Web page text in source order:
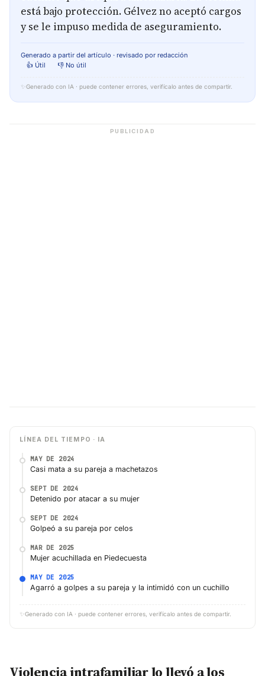
está bajo protección. Gélvez no aceptó cargos
y se le impuso medida de aseguramiento.
Generado a partir del artículo · revisado por redacción
👍 Útil
👎 No útil
✨ Generado con IA · puede contener errores, verifícalo antes de compartir.
PUBLICIDAD
LÍNEA DEL TIEMPO · IA
MAY DE 2024
Casi mata a su pareja a machetazos
SEPT DE 2024
Detenido por atacar a su mujer
SEPT DE 2024
Golpeó a su pareja por celos
MAR DE 2025
Mujer acuchillada en Piedecuesta
MAY DE 2025
Agarró a golpes a su pareja y la intimidó con un cuchillo
✨ Generado con IA · puede contener errores, verifícalo antes de compartir.
Violencia intrafamiliar lo llevó a los